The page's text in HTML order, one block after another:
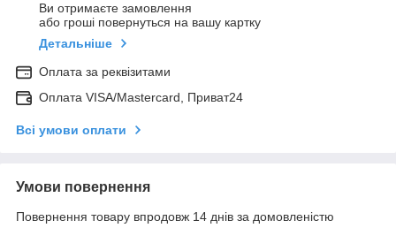
Ви отримаєте замовлення
або гроші повернуться на вашу картку
Детальніше
Оплата за реквізитами
Оплата VISA/Mastercard, Приват24
Всі умови оплати
Умови повернення
Повернення товару впродовж 14 днів за домовленістю